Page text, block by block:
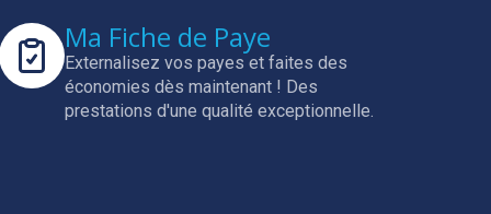
Ma Fiche de Paye
Externalisez vos payes et faites des
économies dès maintenant ! Des
prestations d'une qualité exceptionnelle.